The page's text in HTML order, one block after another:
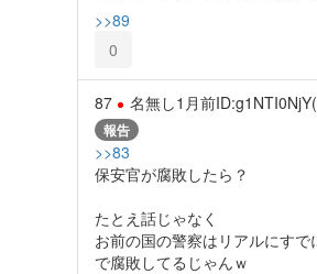
>>89
0
87 名無し1月前
報告
>>83
保安官が腐敗したら？
たとえ話じゃなく
お前の国の警察はリアルにすで
で腐敗してるじゃんｗ